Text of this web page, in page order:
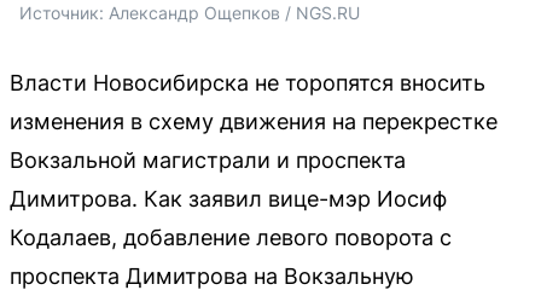
Источник: Александр Ощепков / NGS.RU
Власти Новосибирска не торопятся вносить
изменения в схему движения на перекрестке
Вокзальной магистрали и проспекта
Димитрова. Как заявил вице-мэр Иосиф
Кодалаев, добавление левого поворота с
проспекта Димитрова на Вокзальную